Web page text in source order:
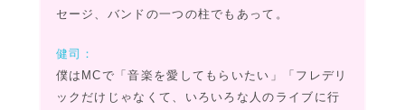
セージ、バンドの一つの柱でもあって。
健司：
僕はMCで「音楽を愛してもらいたい」「フレデリ
ックだけじゃなくて、いろいろな人のライブに行